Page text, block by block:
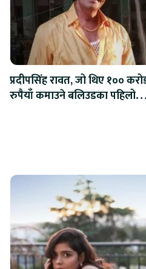
प्रदीपसिंह रावत, जो थिए १००
रुपैयाँ कमाउने बलिउडका पहिलो